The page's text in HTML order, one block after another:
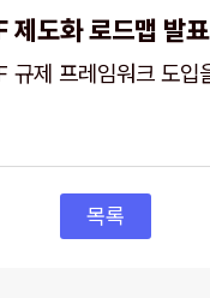
제도화 로드맵 발표
제 프레임워크 도입
목록